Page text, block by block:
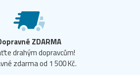
ZDARMA
drahým dopravcům!
zdarma od 1 500 Kč.